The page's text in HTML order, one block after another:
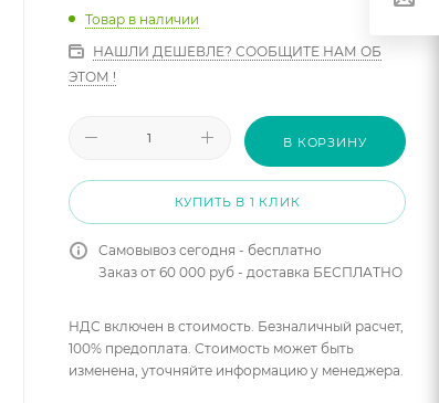
Товар в наличии
НАШЛИ ДЕШЕВЛЕ? СООБЩИТЕ НАМ ОБ
ЭТОМ !
В КОРЗИНУ
КУПИТЬ В 1 КЛИК
Самовывоз сегодня - бесплатно
Заказ от 60 000 руб - доставка БЕСПЛАТНО
НДС включен в стоимость. Безналичный расчет,
100% предоплата. Стоимость может быть
изменена, уточняйте информацию у менеджера.